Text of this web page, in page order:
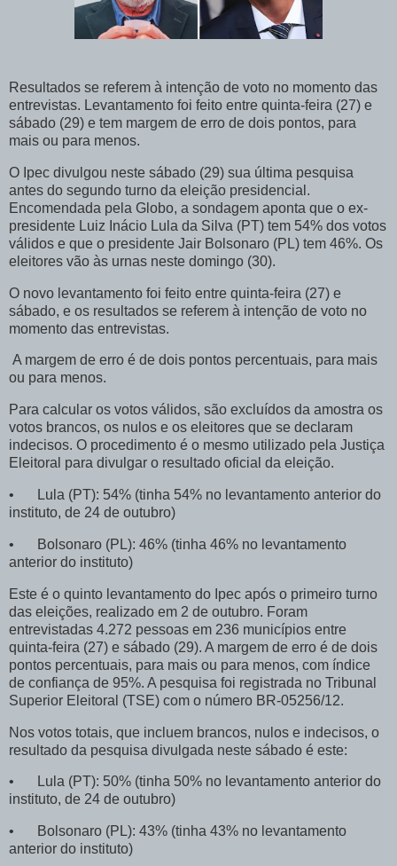
Resultados se referem à intenção de voto no momento das
entrevistas. Levantamento foi feito entre quinta-feira (27) e
sábado (29) e tem margem de erro de dois pontos, para
mais ou para menos.
O Ipec divulgou neste sábado (29) sua última pesquisa
antes do segundo turno da eleição presidencial.
Encomendada pela Globo, a sondagem aponta que o ex-
presidente Luiz Inácio Lula da Silva (PT) tem 54% dos votos
válidos e que o presidente Jair Bolsonaro (PL) tem 46%. Os
eleitores vão às urnas neste domingo (30).
O novo levantamento foi feito entre quinta-feira (27) e
sábado, e os resultados se referem à intenção de voto no
momento das entrevistas.
A margem de erro é de dois pontos percentuais, para mais
ou para menos.
Para calcular os votos válidos, são excluídos da amostra os
votos brancos, os nulos e os eleitores que se declaram
indecisos. O procedimento é o mesmo utilizado pela Justiça
Eleitoral para divulgar o resultado oficial da eleição.
•
Lula (PT): 54% (tinha 54% no levantamento anterior do
instituto, de 24 de outubro)
•
Bolsonaro (PL): 46% (tinha 46% no levantamento
anterior do instituto)
Este é o quinto levantamento do Ipec após o primeiro turno
das eleições, realizado em 2 de outubro. Foram
entrevistadas 4.272 pessoas em 236 municípios entre
quinta-feira (27) e sábado (29). A margem de erro é de dois
pontos percentuais, para mais ou para menos, com índice
de confiança de 95%. A pesquisa foi registrada no Tribunal
Superior Eleitoral (TSE) com o número BR-05256/12.
Nos votos totais, que incluem brancos, nulos e indecisos, o
resultado da pesquisa divulgada neste sábado é este:
•
Lula (PT): 50% (tinha 50% no levantamento anterior do
instituto, de 24 de outubro)
•
Bolsonaro (PL): 43% (tinha 43% no levantamento
anterior do instituto)